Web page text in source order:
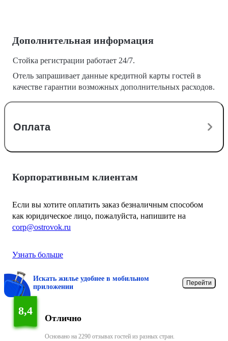
Дополнительная информация
Стойка регистрации работает 24/7.
Отель запрашивает данные кредитной карты гостей в
качестве гарантии возможных дополнительных расходов.
Оплата
Корпоративным клиентам
Если вы хотите оплатить заказ безналичным способом
как юридическое лицо, пожалуйста, напишите на
corp@ostrovok.ru
Узнать больше
Искать жилье удобнее в мобильном
приложении
Перейти
8,4
Отлично
Основано на 2290 отзывах гостей из разных стран.